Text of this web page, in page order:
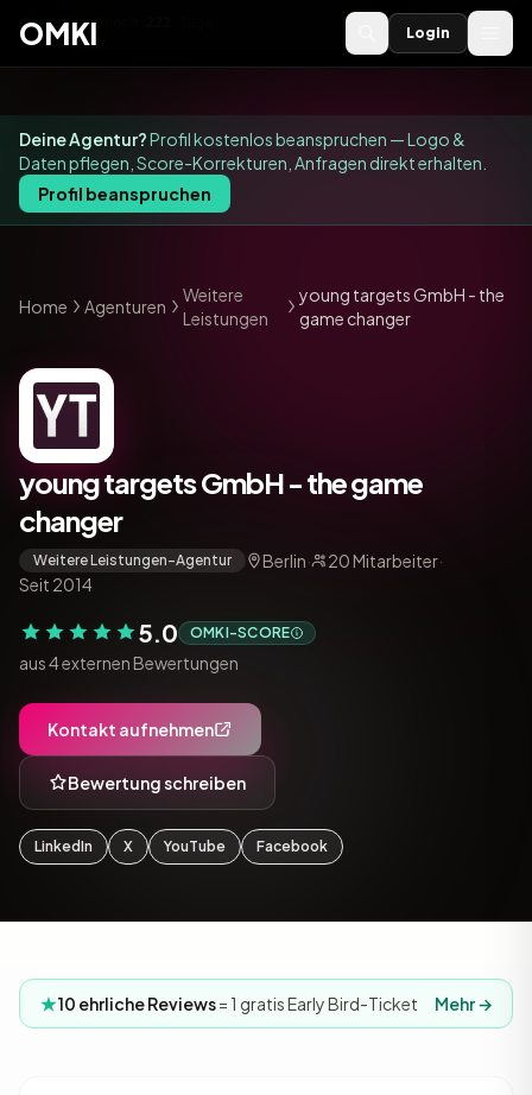
OMKI 2027
OMKI Login
Deine Agentur?Profil kostenlos beanspruchen — Logo &
Daten pflegen, Score-Korrekturen, Anfragen direkt erhalten.
Profil beanspruchen
Home Agenturen
Weitere
Leistungen
young targets GmbH - the
game changer
young targets GmbH - the game
changer
Weitere Leistungen-Agentur Berlin· 20 Mitarbeiter·
Seit 2014
5.0 OMKI-SCORE
aus 4 externen Bewertungen
Kontakt aufnehmen
Bewertung schreiben
LinkedIn X YouTube Facebook
10 ehrliche Reviews= 1 gratis Early Bird-Ticket Mehr →